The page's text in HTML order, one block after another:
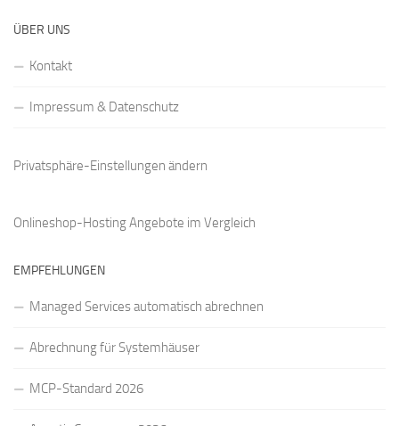
ÜBER UNS
Kontakt
Impressum & Datenschutz
Privatsphäre-Einstellungen ändern
Onlineshop-Hosting Angebote im Vergleich
EMPFEHLUNGEN
Managed Services automatisch abrechnen
Abrechnung für Systemhäuser
MCP-Standard 2026